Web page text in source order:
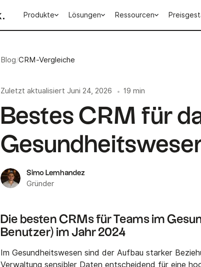
Produkte Lösungen Ressourcen
Blog/CRM-Vergleiche
Zuletzt aktualisiert Juni 24, 2026 • 19 min
Bestes CRM für
Simo Lemhandez
Gründer
Die besten CRMs für Teams im
Benutzer) im Jahr 2024
Im Gesundheitswesen sind der Aufbau starker
Verwaltung sensibler Daten entscheidend für eine